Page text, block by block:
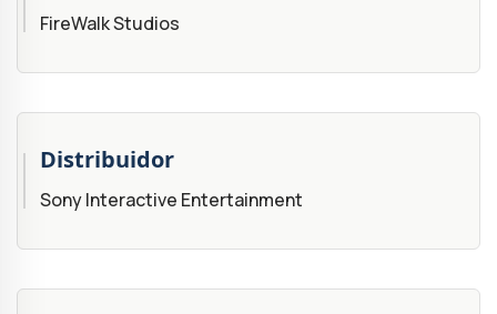
FireWalk Studios
Distribuidor
Sony Interactive Entertainment